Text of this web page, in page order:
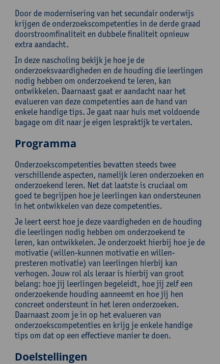
Door de modernisering van het secundair onderwijs
krijgen de onderzoekscompetenties in de derde graad
doorstroomfinaliteit en dubbele finaliteit opnieuw
extra aandacht.
In deze nascholing bekijk je hoe je de
onderzoeksvaardigheden en de houding die leerlingen
nodig hebben om onderzoekend te leren, kan
ontwikkelen. Daarnaast gaat er aandacht naar het
evalueren van deze competenties aan de hand van
enkele handige tips. Je gaat naar huis met voldoende
bagage om dit naar je eigen lespraktijk te vertalen.
Programma
Onderzoekscompetenties bevatten steeds twee
verschillende aspecten, namelijk leren onderzoeken en
onderzoekend leren. Net dat laatste is cruciaal om
goed te begrijpen hoe je leerlingen kan ondersteunen
in het ontwikkelen van deze competenties.
Je leert eerst hoe je deze vaardigheden en de houding
die leerlingen nodig hebben om onderzoekend te
leren, kan ontwikkelen. Je onderzoekt hierbij hoe je de
motivatie (willen-kunnen motivatie en willen-
presteren motivatie) van leerlingen hierbij kan
verhogen. Jouw rol als leraar is hierbij van groot
belang: hoe jij leerlingen begeleidt, hoe jij zelf een
onderzoekende houding aanneemt en hoe jij hen
concreet ondersteunt in het leren onderzoeken.
Daarnaast zoom je in op het evalueren van
onderzoekscompetenties en krijg je enkele handige
tips om dat op een effectieve manier te doen.
Doelstellingen